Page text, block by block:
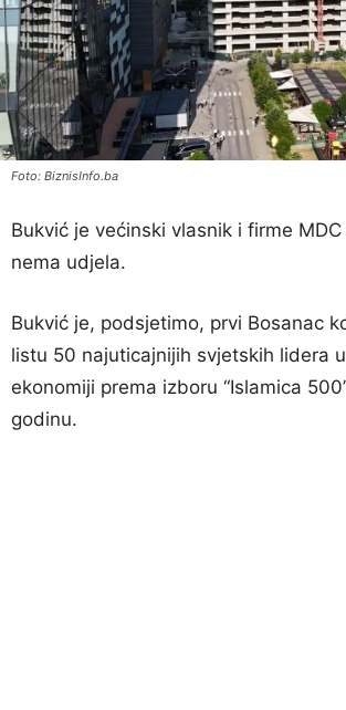
Foto: BiznisInfo.ba
Bukvić je većinski vlasnik i firme
nema udjela.
Bukvić je, podsjetimo, prvi Bosanac
listu 50 najuticajnijih svjetskih lidera
ekonomiji prema izboru “Islamica
godinu.